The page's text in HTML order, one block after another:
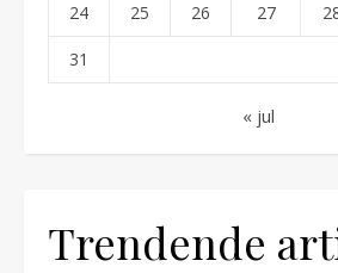
24 25 26 27
31
« jul
Trendende